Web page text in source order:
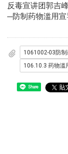
反毒宣讲团郭吉
─防制药物滥用宣
Share